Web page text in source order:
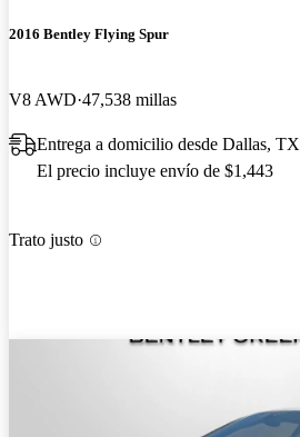
2016 Bentley Flying Spur
V8 AWD 47,538 millas
Entrega a domicilio desde Dallas, TX
El precio incluye envío de $1,443
Trato justo